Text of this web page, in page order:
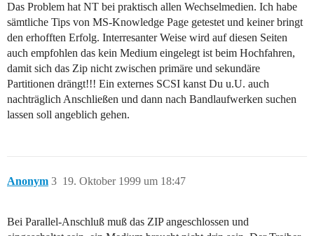
Das Problem hat NT bei praktisch allen Wechselmedien. Ich habe
sämtliche Tips von MS-Knowledge Page getestet und keiner bringt
den erhofften Erfolg. Interresanter Weise wird auf diesen Seiten
auch empfohlen das kein Medium eingelegt ist beim Hochfahren,
damit sich das Zip nicht zwischen primäre und sekundäre
Partitionen drängt!!! Ein externes SCSI kanst Du u.U. auch
nachträglich Anschließen und dann nach Bandlaufwerken suchen
lassen soll angeblich gehen.
Anonym 19. Oktober 1999 um 18:47
3
Bei Parallel-Anschluß muß das ZIP angeschlossen und